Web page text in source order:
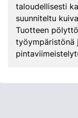
taloudellisesti
suunniteltu
Tuotteen
työympäristönä